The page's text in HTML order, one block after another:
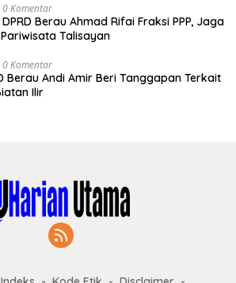
0 Komentar
Berau Ahmad Rifai Fraksi PPP, Jaga
Talisayan
0 Komentar
Berau Andi Amir Beri Tanggapan Terkait
Ilir